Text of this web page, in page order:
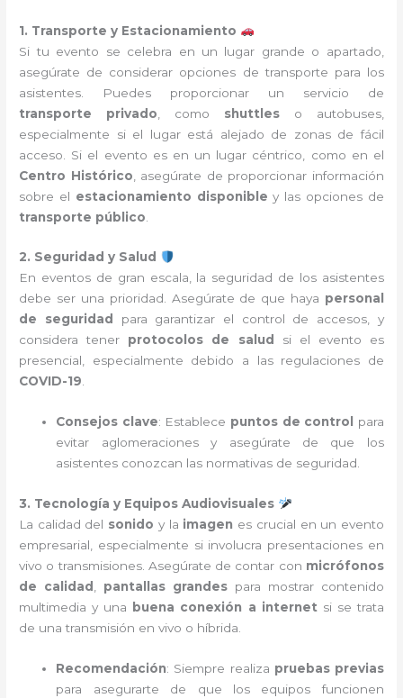
1. Transporte y Estacionamiento
Si tu evento se celebra en un lugar grande o apartado,
asegúrate de considerar opciones de transporte para los
asistentes. Puedes proporcionar un servicio de
transporte privado , como shuttles o autobuses,
especialmente si el lugar está alejado de zonas de fácil
acceso. Si el evento es en un lugar céntrico, como en el
Centro Histórico , asegúrate de proporcionar información
sobre el estacionamiento disponible y las opciones de
transporte público
2. Seguridad y Salud
En eventos de gran escala, la seguridad de los asistentes
debe ser una prioridad. Asegúrate de que haya personal
de seguridad
para garantizar el control de accesos, y
considera tener protocolos de salud
si el evento es
presencial, especialmente debido a las regulaciones de
COVID-19.
Consejos clave: Establece puntos de control
para
evitar aglomeraciones y asegúrate de que los
asistentes conozcan las normativas de seguridad.
3. Tecnología y Equipos Audiovisuales
La calidad del sonido y la imagen es crucial en un evento
empresarial, especialmente si involucra presentaciones en
vivo o transmisiones. Asegúrate de contar con micrófonos
de calidad
pantallas grandes para mostrar contenido
multimedia y una
buena conexión a internet si se trata
de una transmisión en vivo o híbrida.
Recomendación: Siempre realiza pruebas previas
para asegurarte de que los equipos funcionen